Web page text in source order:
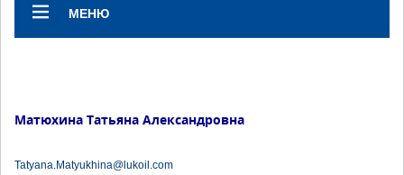
МЕНЮ
Матюхина Татьяна Александровна
Tatyana.Matyukhina@lukoil.com